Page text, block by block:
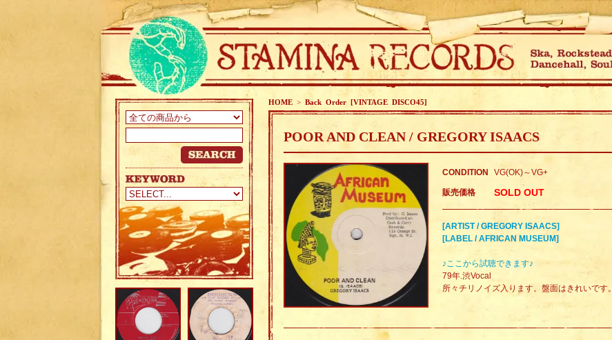
HOME > Back Order [VINTAGE DISCO45]
POOR AND CLEAN / GREGORY ISAACS
CONDITION VG(OK)～VG+
販売価格 SOLD OUT
[ARTIST / GREGORY ISAACS]
[LABEL / AFRICAN MUSEUM]
♪ここから試聴できます♪
79年.渋Vocal
所々チリノイズ入ります。盤面はきれいです。